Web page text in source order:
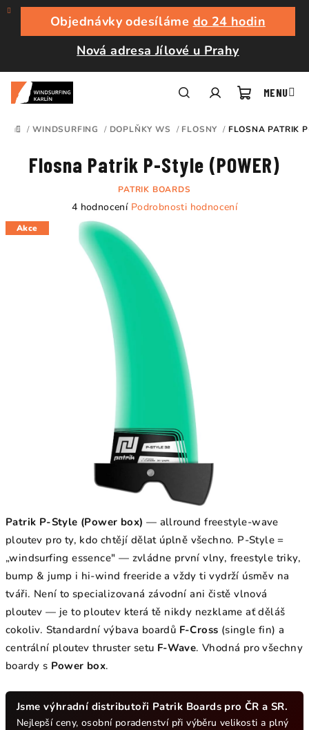
Přejít
obsah
Objednávky odesíláme do 24 hodin
Nová adresa Jílové u Prahy
košík
DOMŮ
/ WINDSURFING / DOPLŇKY WS / FLOSNY / FLOSNA PATRIK
Patrik P-Style (Power box) — allround freestyle-wave
ploutev pro ty, kdo chtějí dělat úplně všechno. P-Style =
„windsurfing essence" — zvládne první vlny, freestyle triky,
bump & jump i hi-wind freeride a vždy ti vydrží úsměv na
tváři. Není to specializovaná závodní ani čistě vlnová
ploutev — je to ploutev která tě nikdy nezklame ať děláš
cokoliv. Standardní výbava boardů F-Cross (single fin) a
centrální ploutev thruster setu F-Wave. Vhodná pro všechny
boardy s Power box.
Jsme výhradní distributoři Patrik Boards pro ČR a SR.
Nejlepší ceny, osobní poradenství při výběru velikosti a plný
Flosna Patrik P-Style (POWER)
PATRIK BOARDS
Průměrné
hodnocení
produktu
hvězdiček.
4 hodnocení Podrobnosti hodnocení
Akce